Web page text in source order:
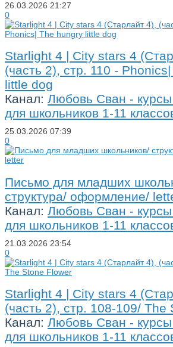
26.03.2026 21:27
0
Starlight 4 | City stars 4
(часть 2), стр. 110 -
little dog
Канал: Любовь Сван - курсы
для школьников 1-11
25.03.2026 07:39
0
Письмо для младших
структура/ оформление/
Канал: Любовь Сван - курсы
для школьников 1-11
21.03.2026 23:54
0
Starlight 4 | City stars 4
(часть 2), стр. 108-109/ The
Канал: Любовь Сван - курсы
для школьников 1-11